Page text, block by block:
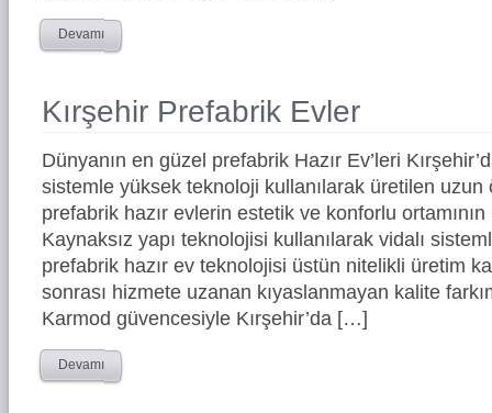
Devamı
Kırşehir Prefabrik Evler
Dünyanın en güzel prefabrik Hazır Ev’leri
sistemle yüksek teknoloji kullanılarak üretilen
prefabrik hazır evlerin estetik ve konforlu ortamının
Kaynaksız yapı teknolojisi kullanılarak vidalı
prefabrik hazır ev teknolojisi üstün nitelikli üretim
sonrası hizmete uzanan kıyaslanmayan kalite
Karmod güvencesiyle Kırşehir’da […]
Devamı